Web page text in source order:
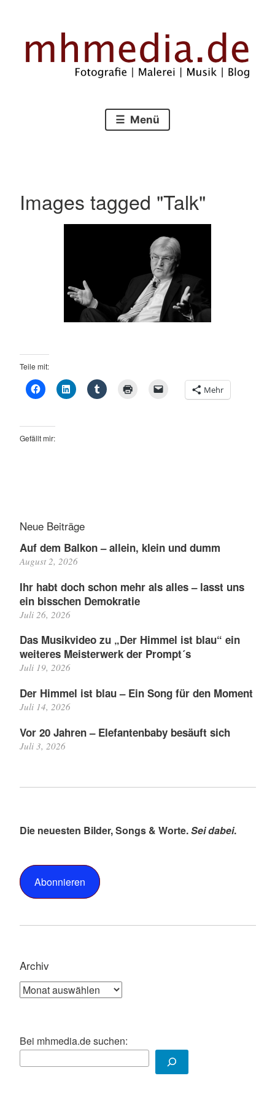
springen
mhmedia.de
Menü
Images tagged "Talk"
Teile mit:
Mehr
Gefällt mir:
Neue Beiträge
Auf dem Balkon – allein, klein und dumm
August 2, 2026
Ihr habt doch schon mehr als alles – lasst uns
ein bisschen Demokratie
Juli 26, 2026
Das Musikvideo zu „Der Himmel ist blau“ ein
weiteres Meisterwerk der Prompt´s
Juli 19, 2026
Der Himmel ist blau – Ein Song für den Moment
Juli 14, 2026
Vor 20 Jahren – Elefantenbaby besäuft sich
Juli 3, 2026
Die neuesten Bilder, Songs & Worte.Sei dabei.
Abonnieren
Archiv
Archiv
Bei mhmedia.de suchen: